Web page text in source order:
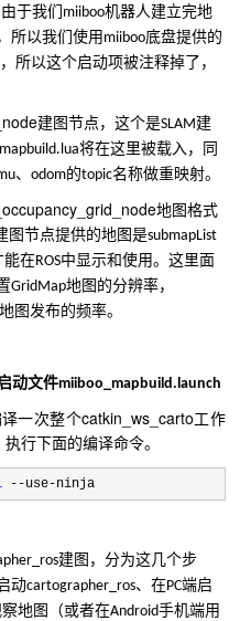
于我们 miiboo机器人建立完地
所以我们使用 miiboo底盘提供的
所以这个启动项被注释掉了，
建图节点，这个是SLAM建
将在这里被载入，同
、odom的topic名称做重映射。
地图格式
图节点提供的地图是submapList
能在ROS中显示和使用。这里面
GridMap地图的分辨率，
地图发布的频率。
动文件miiboo_mapbuild.launch
一次整个catkin_ws_carto工作
执行下面的编译命令。
--use-ninja
建图，分为这几个步
动cartographer_ros、在PC端启
察地图（或者在Android手机端用